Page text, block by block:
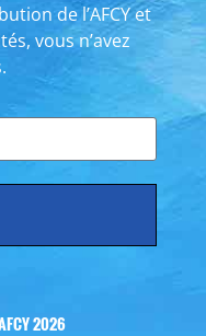
de l’AFCY et
vous n’avez
2026